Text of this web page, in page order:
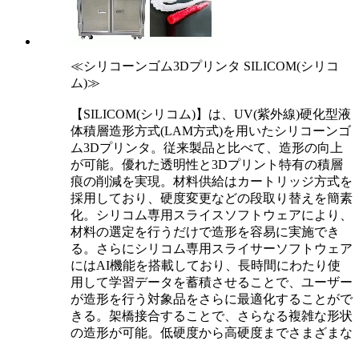
≪シリコーンゴム3Dプリンタ SILICOM(シリコ
ム)≫
【SILICOM(シリコム)】は、UV(紫外線)硬化型液
体積層造形方式(LAM方式)を用いたシリコーンゴ
ム3Dプリンタ。従来製品と比べて、造形の向上
が可能。優れた透明性と3Dプリント特有の積層
痕の削減を実現。材料供給はカートリッジ方式を
採用しており、硬度変更などの段取り替えを簡素
化。シリコム専用スライスソフトウェアにより、
材料の選定を行うだけで造形を容易に実施でき
る。さらにシリコム専用スライサーソフトウェア
にはAI機能を搭載しており、長時間にわたり使
用して学習データを蓄積させることで、ユーザー
が造形を行う対象品をさらに最適化することがで
きる。架橋接合することで、さらなる複雑な形状
の造形が可能。低硬度から高硬度までさまざまな